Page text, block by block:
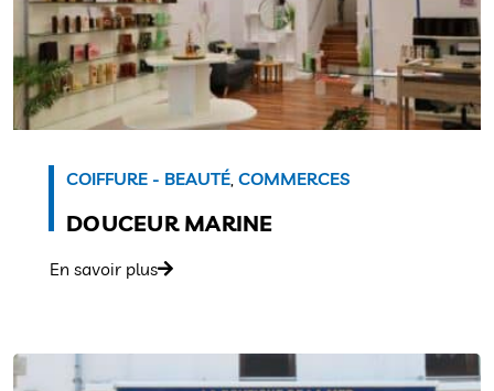
COIFFURE - BEAUTÉ COMMERCES
DOUCEUR MARINE
En savoir plus